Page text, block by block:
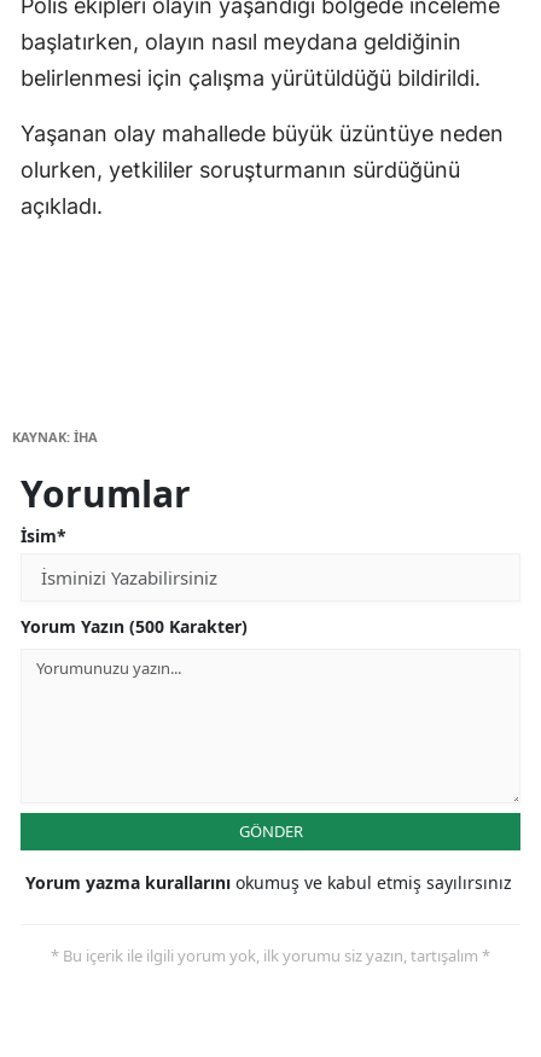
Polis ekipleri olayın yaşandığı bölgede inceleme
başlatırken, olayın nasıl meydana geldiğinin
belirlenmesi için çalışma yürütüldüğü bildirildi.
Yaşanan olay mahallede büyük üzüntüye neden
olurken, yetkililer soruşturmanın sürdüğünü
açıkladı.
KAYNAK: İHA
Yorumlar
İsim*
Yorum Yazın (500 Karakter)
GÖNDER
Yorum yazma kurallarını okumuş ve kabul etmiş sayılırsınız
* Bu içerik ile ilgili yorum yok, ilk yorumu siz yazın, tartışalım *